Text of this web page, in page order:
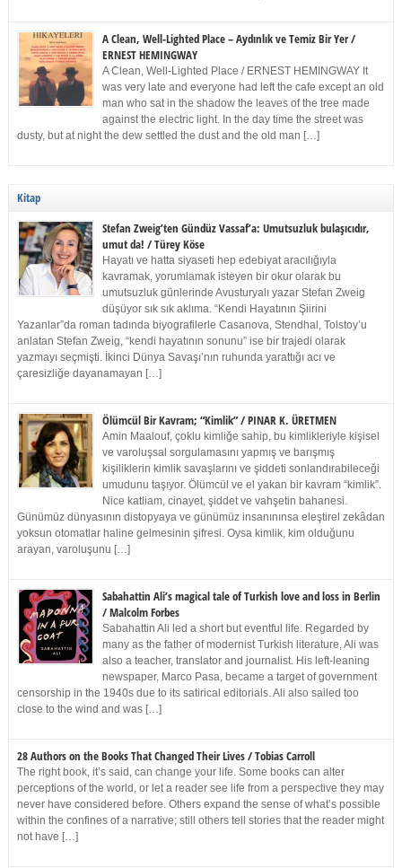
A Clean, Well-Lighted Place – Aydınlık ve Temiz Bir Yer /
ERNEST HEMINGWAY
A Clean, Well-Lighted Place / ERNEST HEMINGWAY It
was very late and everyone had left the cafe except an old
man who sat in the shadow the leaves of the tree made
against the electric light. In the day time the street was
dusty, but at night the dew settled the dust and the old man […]
Kitap
Stefan Zweig’ten Gündüz Vassaf’a: Umutsuzluk bulaşıcıdır,
umut da! / Türey Köse
Hayatı ve hatta siyaseti hep edebiyat aracılığıyla
kavramak, yorumlamak isteyen bir okur olarak bu
umutsuzluk günlerinde Avusturyalı yazar Stefan Zweig
düşüyor sık sık aklıma. “Kendi Hayatının Şiirini
Yazanlar”da roman tadında biyografilerle Casanova, Stendhal, Tolstoy’u
anlatan Stefan Zweig, “kendi hayatının sonunu” ise bir trajedi olarak
yazmayı seçmişti. İkinci Dünya Savaşı’nın ruhunda yarattığı acı ve
çaresizliğe dayanamayan […]
Ölümcül Bir Kavram; “Kimlik” / PINAR K. ÜRETMEN
Amin Maalouf, çoklu kimliğe sahip, bu kimlikleriyle kişisel
ve varoluşsal sorgulamasını yapmış ve barışmış
kişiliklerin kimlik savaşlarını ve şiddeti sonlandırabileceği
umudunu taşıyor. Ölümcül ve el yakan bir kavram “kimlik”.
Nice katliam, cinayet, şiddet ve vahşetin bahanesi.
Günümüz dünyasının distopyaya ve günümüz insanınınsa eleştirel zekâdan
yoksun otomatlar haline gelmesinin şifresi. Oysa kimlik, kim olduğunu
arayan, varoluşunu […]
Sabahattin Ali’s magical tale of Turkish love and loss in Berlin
/ Malcolm Forbes
Sabahattin Ali led a short but eventful life. Regarded by
many as the father of modernist Turkish literature, Ali was
also a teacher, translator and journalist. His left-leaning
newspaper, Marco Pasa, became a target of government
censorship in the 1940s due to its satirical editorials. Ali also sailed too
close to the wind and was […]
28 Authors on the Books That Changed Their Lives / Tobias Carroll
The right book, it’s said, can change your life. Some books can alter
perceptions of the world, or let a reader see life from a perspective they may
never have considered before. Others expand the sense of what’s possible
within the confines of a narrative; still others tell stories that the reader might
not have […]